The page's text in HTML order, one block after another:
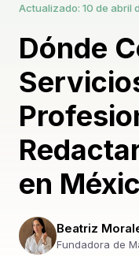
Actualizado: 10 de abril
Dónde
en
Beatriz
Fundadora de